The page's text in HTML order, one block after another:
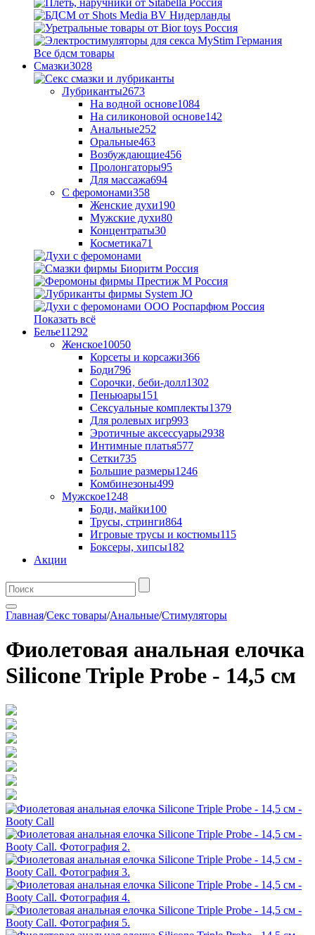
Все бдсм товары
Смазки3028
Лубриканты2673
На водной основе1084
На силиконовой основе142
Анальные252
Оральные463
Возбуждающие456
Пролонгаторы95
Для массажа694
С феромонами358
Женские духи190
Мужские духи80
Концентраты30
Косметика71
Показать всё
Белье11292
Женское10050
Корсеты и корсажи366
Боди796
Сорочки, беби-долл1302
Пеньюары151
Сексуальные комплекты1379
Для ролевых игр993
Эротичные аксессуары2938
Интимные платья577
Сетки735
Большие размеры1246
Комбинезоны499
Мужское1248
Боди, майки100
Трусы, стринги864
Игровые трусы и костюмы115
Боксеры, хипсы182
Акции
Главная/Секс товары/Анальные/Стимуляторы
Фиолетовая анальная елочка
Silicone Triple Probe - 14,5 см